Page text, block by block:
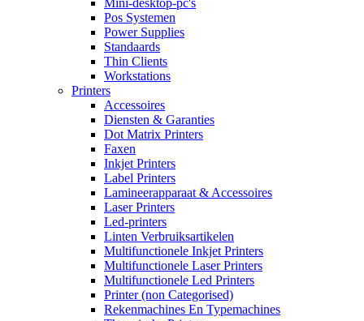
Pos Systemen
Power Supplies
Standaards
Thin Clients
Workstations
Printers
Accessoires
Diensten & Garanties
Dot Matrix Printers
Faxen
Inkjet Printers
Label Printers
Lamineerapparaat & Accessoires
Laser Printers
Led-printers
Linten Verbruiksartikelen
Multifunctionele Inkjet Printers
Multifunctionele Laser Printers
Multifunctionele Led Printers
Printer (non Categorised)
Rekenmachines En Typemachines